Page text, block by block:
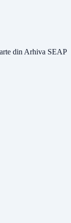
din Arhiva SEAP